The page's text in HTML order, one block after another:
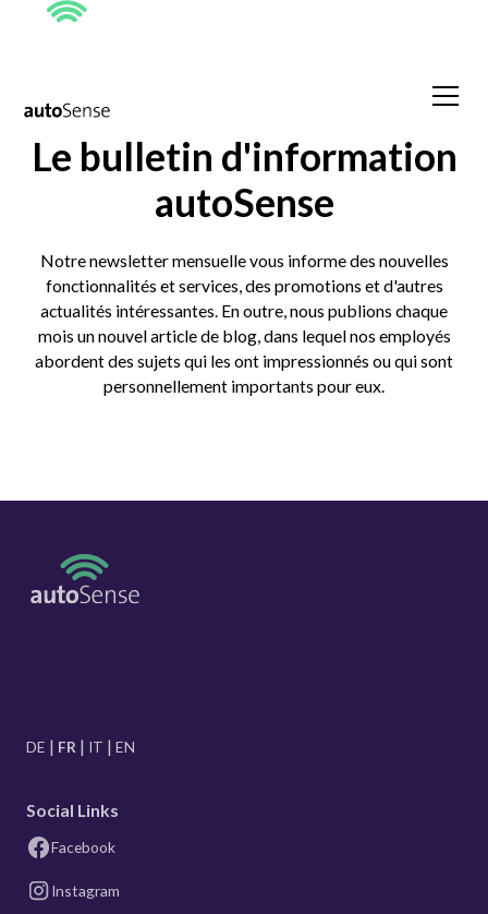
Le bulletin d'information
autoSense
Notre newsletter mensuelle vous informe des nouvelles
fonctionnalités et services, des promotions et d'autres
actualités intéressantes. En outre, nous publions chaque
mois un nouvel article de blog, dans lequel nos employés
abordent des sujets qui les ont impressionnés ou qui sont
personnellement importants pour eux.
DE FR IT EN
Social Links
Facebook
Instagram